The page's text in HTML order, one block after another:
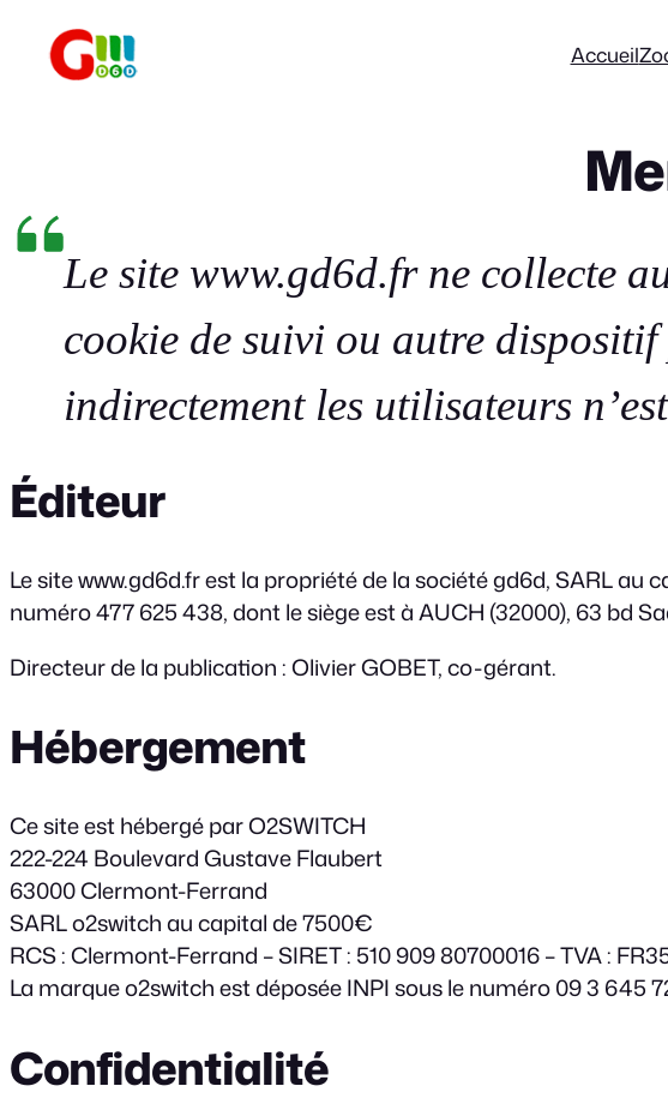
contenu
Accueil
Le site www.gd6d.fr ne collecte
cookie de suivi ou autre
indirectement les utilisateurs
Éditeur
Le site www.gd6d.fr est la propriété de la société gd6d, SARL
numéro 477 625 438, dont le siège est à AUCH (32000), 63 bd
Directeur de la publication : Olivier GOBET, co-gérant.
Hébergement
Ce site est hébergé par O2SWITCH
222-224 Boulevard Gustave Flaubert
63000 Clermont-Ferrand
SARL o2switch au capital de 7500€
RCS : Clermont-Ferrand – SIRET : 510 909 80700016 – TVA :
La marque o2switch est déposée INPI sous le numéro 09 3 645
Confidentialité